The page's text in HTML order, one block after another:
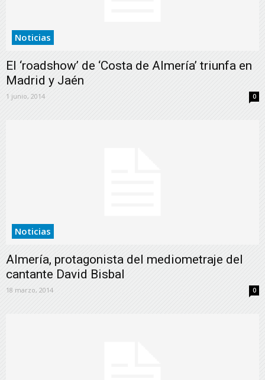
Noticias
El ‘roadshow’ de ‘Costa de Almería’ triunfa en
Madrid y Jaén
1 junio, 2014 0
Noticias
Almería, protagonista del mediometraje del
cantante David Bisbal
18 marzo, 2014 0